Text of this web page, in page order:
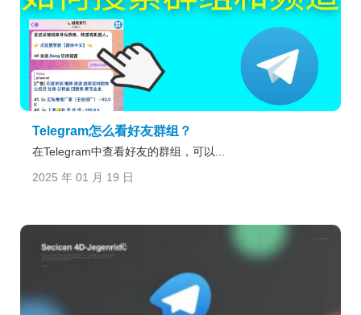
Telegram怎么看好友群组？
在Telegram中查看好友的群组，可以...
2025 年 01 月 19 日